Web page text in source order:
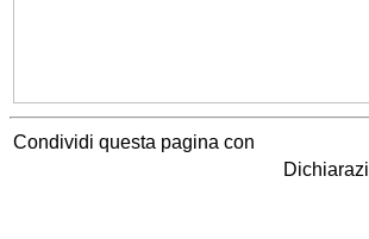
Condividi questa pagina con